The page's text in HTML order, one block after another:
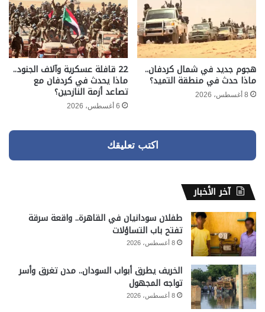
هجوم جديد في شمال كردفان..
ماذا حدث في منطقة التميد؟
8 أغسطس، 2026
22 قافلة عسكرية وآلاف الجنود..
ماذا يحدث في كردفان مع
تصاعد أزمة النازحين؟
6 أغسطس، 2026
اكتب تعليقك
آخر الأخبار
طفلان سودانيان في القاهرة.. واقعة سرقة
تفتح باب التساؤلات
8 أغسطس، 2026
الخريف يطرق أبواب السودان.. مدن تغرق وأسر
تواجه المجهول
8 أغسطس، 2026